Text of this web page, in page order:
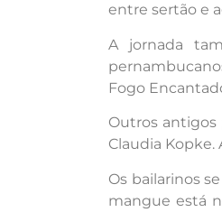
entre sertão e
A jornada
Fogo
Outros antigos
Claudia Kopke.
Os bailarinos
mangue está